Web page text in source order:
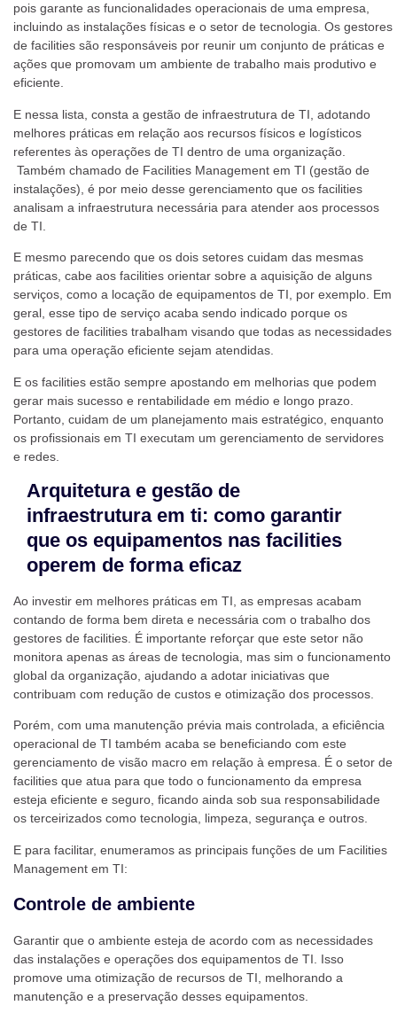
pois garante as funcionalidades operacionais de uma empresa,
incluindo as instalações físicas e o setor de tecnologia. Os gestores
de facilities são responsáveis por reunir um conjunto de práticas e
ações que promovam um ambiente de trabalho mais produtivo e
eficiente.
E nessa lista, consta a gestão de infraestrutura de TI, adotando
melhores práticas em relação aos recursos físicos e logísticos
referentes às operações de TI dentro de uma organização.
Também chamado de Facilities Management em TI (gestão de
instalações), é por meio desse gerenciamento que os facilities
analisam a infraestrutura necessária para atender aos processos
de TI.
E mesmo parecendo que os dois setores cuidam das mesmas
práticas, cabe aos facilities orientar sobre a aquisição de alguns
serviços, como a locação de equipamentos de TI, por exemplo. Em
geral, esse tipo de serviço acaba sendo indicado porque os
gestores de facilities trabalham visando que todas as necessidades
para uma operação eficiente sejam atendidas.
E os facilities estão sempre apostando em melhorias que podem
gerar mais sucesso e rentabilidade em médio e longo prazo.
Portanto, cuidam de um planejamento mais estratégico, enquanto
os profissionais em TI executam um gerenciamento de servidores
e redes.
Arquitetura e gestão de
infraestrutura em ti: como garantir
que os equipamentos nas facilities
operem de forma eficaz
Ao investir em melhores práticas em TI, as empresas acabam
contando de forma bem direta e necessária com o trabalho dos
gestores de facilities. É importante reforçar que este setor não
monitora apenas as áreas de tecnologia, mas sim o funcionamento
global da organização, ajudando a adotar iniciativas que
contribuam com redução de custos e otimização dos processos.
Porém, com uma manutenção prévia mais controlada, a eficiência
operacional de TI também acaba se beneficiando com este
gerenciamento de visão macro em relação à empresa. É o setor de
facilities que atua para que todo o funcionamento da empresa
esteja eficiente e seguro, ficando ainda sob sua responsabilidade
os terceirizados como tecnologia, limpeza, segurança e outros.
E para facilitar, enumeramos as principais funções de um Facilities
Management em TI:
Controle de ambiente
Garantir que o ambiente esteja de acordo com as necessidades
das instalações e operações dos equipamentos de TI. Isso
promove uma otimização de recursos de TI, melhorando a
manutenção e a preservação desses equipamentos.